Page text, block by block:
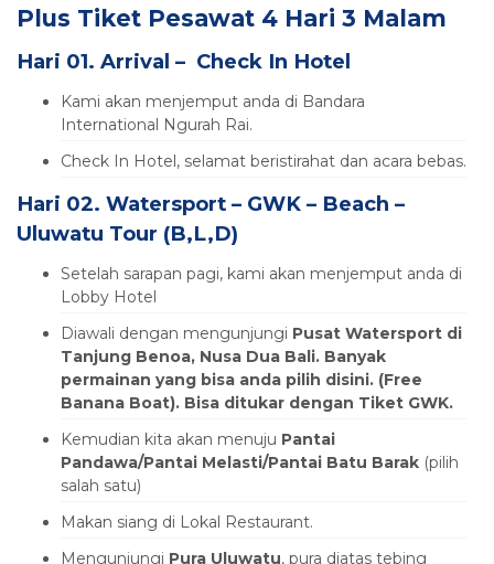
Plus Tiket Pesawat 4 Hari 3 Malam
Hari 01. Arrival – Check In Hotel
Kami akan menjemput anda di Bandara
International Ngurah Rai.
Check In Hotel, selamat beristirahat dan acara bebas.
Hari 02. Watersport – GWK – Beach –
Uluwatu Tour (B,L,D)
Setelah sarapan pagi, kami akan menjemput anda di
Lobby Hotel
Diawali dengan mengunjungi Pusat Watersport di
Tanjung Benoa, Nusa Dua Bali. Banyak
permainan yang bisa anda pilih disini. (Free
Banana Boat). Bisa ditukar dengan Tiket GWK.
Kemudian kita akan menuju Pantai
Pandawa/Pantai Melasti/Pantai Batu Barak (pilih
salah satu)
Makan siang di Lokal Restaurant.
Mengunjungi Pura Uluwatu, pura diatas tebing